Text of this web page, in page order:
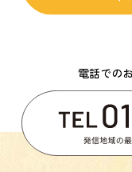
電話での